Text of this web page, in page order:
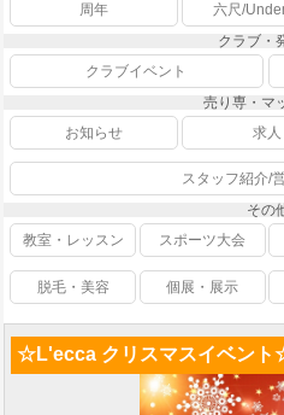
周年
六尺/
クラブ・
クラブイベント
売り専・マ
お知らせ
求人
スタッフ紹介/
その
教室・レッスン
スポーツ大会
脱毛・美容 個展・展示
☆L'ecca クリスマスイベン